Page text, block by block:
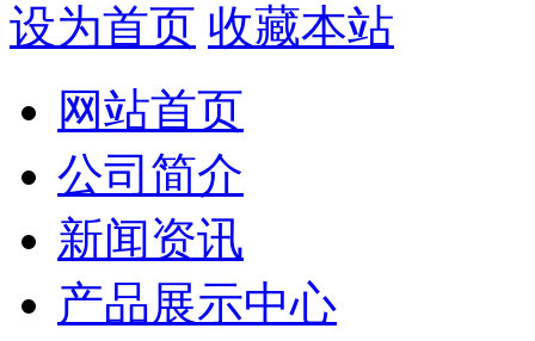
设为首页 收藏本站
网站首页
公司简介
新闻资讯
产品展示中心